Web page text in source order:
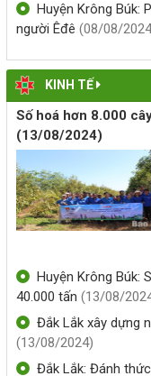
(20/05/2026, 00:00)
Nguồn vốn tín dụng
nghèo và các đối
xã Krông Búk vươn
(14/05/2026, 00:00)
Huyện Krông Búk:
người Êđê (08/08/
KINH TẾ
Số hoá hơn 8.000
(13/08/2024)
Huyện Krông Búk:
40.000 tấn (13/08/
Đắk Lắk xây dựng
(13/08/2024)
Đắk Lắk: Đánh